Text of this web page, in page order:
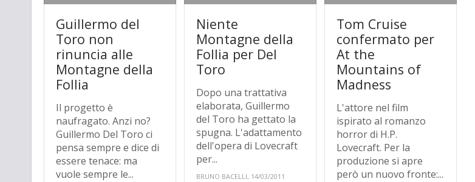
Guillermo del
Toro non
rinuncia alle
Montagne della
Follia
Il progetto è
naufragato. Anzi no?
Guillermo Del Toro ci
pensa sempre e dice di
essere tenace: ma
vuole sempre le...
Niente
Montagne della
Follia per Del
Toro
Dopo una trattativa
elaborata, Guillermo
del Toro ha gettato la
spugna. L'adattamento
dell'opera di Lovecraft
per...
BRUNO BACELLI, 14/03/2011
Tom Cruise
confermato per
At the
Mountains of
Madness
L'attore nel film
ispirato al romanzo
horror di H.P.
Lovecraft. Per la
produzione si apre
però un nuovo fronte:...